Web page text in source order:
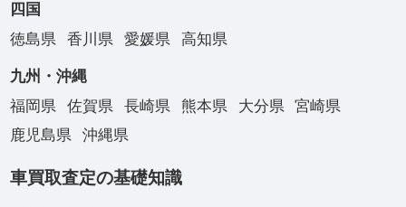
四国
徳島県
香川県 愛媛県 高知県
九州・沖縄
福岡県
佐賀県 長崎県 熊本県 大分県
宮崎県
鹿児島県
沖縄県
車買取査定の基礎知識